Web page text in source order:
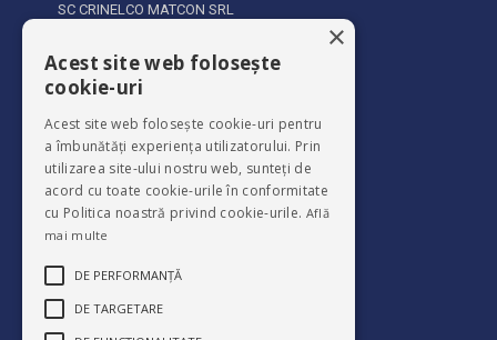
SC CRINELCO MATCON SRL
→Politica de Confidentialitate
×
Acest site web folosește
cookie-uri
Acest site web folosește cookie-uri pentru
a îmbunătăți experiența utilizatorului. Prin
utilizarea site-ului nostru web, sunteți de
acord cu toate cookie-urile în conformitate
cu Politica noastră privind cookie-urile. Află
mai multe
DE PERFORMANȚĂ
DE TARGETARE